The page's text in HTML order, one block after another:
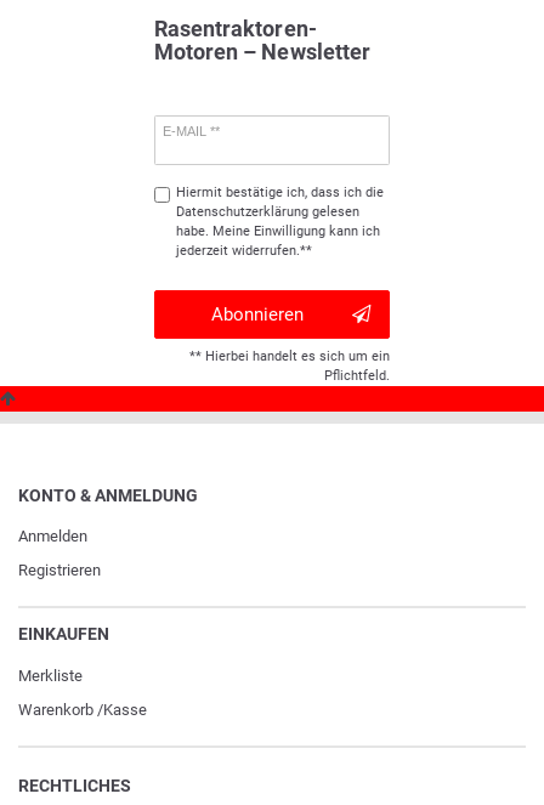
Rasentraktoren-
Motoren – Newsletter
E-MAIL **
Hiermit bestätige ich, dass ich die
Daten­schutz­erklärunggelesen
habe. Meine Einwilligung kann ich
jederzeit widerrufen.**
Abonnieren
** Hierbei handelt es sich um ein
Pflichtfeld.
KONTO & ANMELDUNG
Anmelden
Registrieren
EINKAUFEN
Merkliste
Warenkorb /Kasse
RECHTLICHES